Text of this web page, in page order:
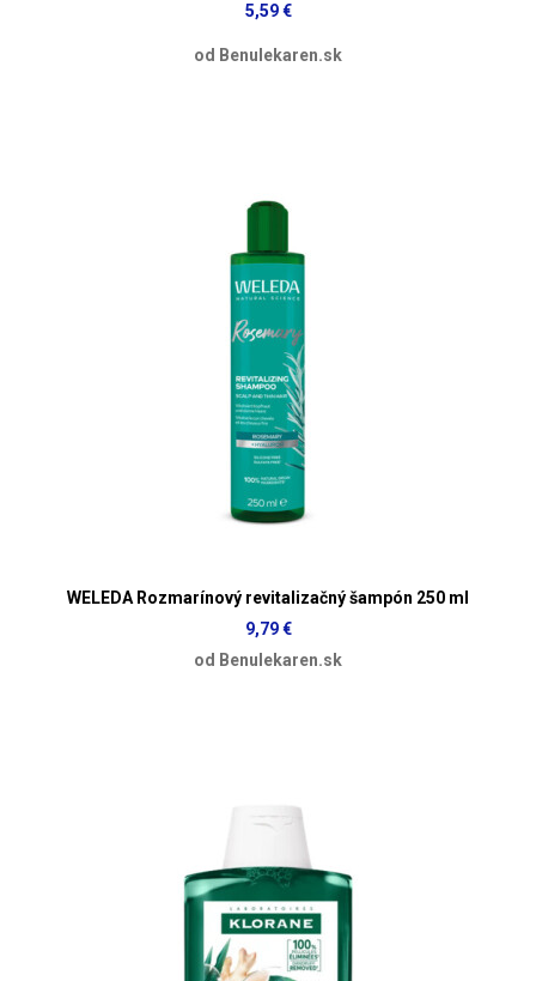
5,59 €
od Benulekaren.sk
WELEDA Rozmarínový revitalizačný šampón 250 ml
9,79 €
od Benulekaren.sk